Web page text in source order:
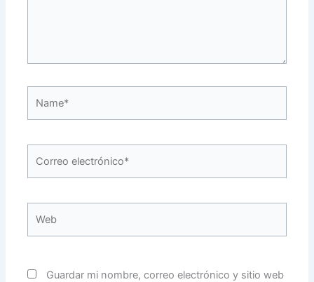
electrónico*
Guardar mi nombre, correo electrónico y sitio web